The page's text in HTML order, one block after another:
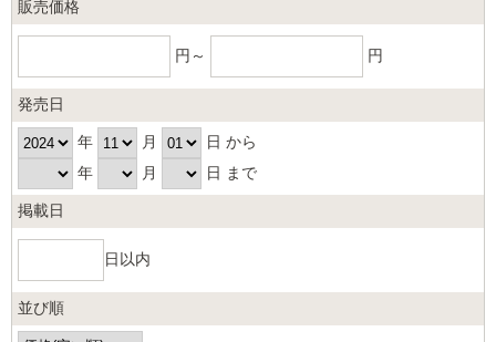
販売価格
円～ 円
発売日
年 月
日 から
年
月 日 まで
掲載日
日以内
並び順